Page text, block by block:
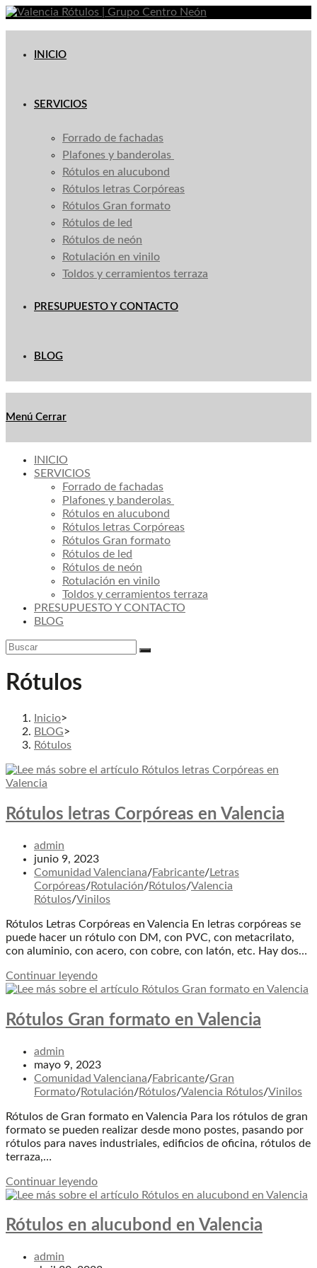
Saltar
INICIO
SERVICIOS
Forrado de fachadas
Plafones y banderolas
Rótulos en alucubond
Rótulos letras Corpóreas
Rótulos Gran formato
Rótulos de led
Rótulos de neón
Rotulación en vinilo
Toldos y cerramientos terraza
PRESUPUESTO Y CONTACTO
BLOG
Menú Cerrar
INICIO
SERVICIOS
Forrado de fachadas
Plafones y banderolas
Rótulos en alucubond
Rótulos letras Corpóreas
Rótulos Gran formato
Rótulos de led
Rótulos de neón
Rotulación en vinilo
Toldos y cerramientos terraza
PRESUPUESTO Y CONTACTO
BLOG
Rótulos
Inicio>
BLOG>
Rótulos
Rótulos letras Corpóreas en Valencia
Autor
de
la
entrada:
admin
Publicación
de
la
entrada:
junio 9, 2023
Categoría
de
la
Comunidad Valenciana/Fabricante/Letras
Corpóreas/Rotulación/Rótulos/Valencia
Rótulos/Vinilos
Rótulos Letras Corpóreas en Valencia En letras corpóreas se
puede hacer un rótulo con DM, con PVC, con metacrilato,
con aluminio, con acero, con cobre, con latón, etc. Hay dos…
Continuar leyendoRótulos
letras
en
Valencia
Rótulos Gran formato en Valencia
Autor
de
la
entrada:
admin
Publicación
de
la
mayo 9, 2023
Categoría
de
entrada:
Comunidad Valenciana/Fabricante/Gran
Formato/Rotulación/Rótulos/Valencia Rótulos/Vinilos
Rótulos de Gran formato en Valencia Para los rótulos de gran
formato se pueden realizar desde mono postes, pasando por
rótulos para naves industriales, edificios de oficina, rótulos de
terraza,…
Continuar leyendoRótulos
Gran
en
Valencia
Rótulos en alucubond en Valencia
Autor
admin